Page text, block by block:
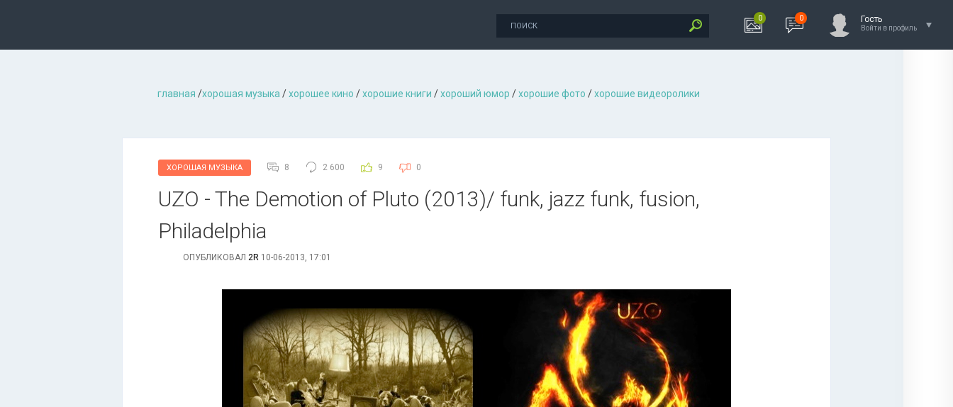
0 0 Гость
Войти в профиль
главная /хорошая музыкa /хорошее кино /хорошие книги /хороший юмор /хорошие фото /хорошие видеоролики
ХОРОШАЯ МУЗЫКА 8 2 600 9 0
UZO - The Demotion of Pluto (2013)/ funk, jazz funk, fusion,
Philadelphia
ОПУБЛИКОВАЛ 2R 10-06-2013, 17:01